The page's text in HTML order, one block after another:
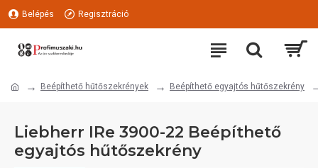
Belépés Regisztráció
Beépíthető hűtőszekrények Beépíthető egyajtós hűtőszekrény
Liebherr IRe 3900-22 Beépíthető
egyajtós hűtőszekrény